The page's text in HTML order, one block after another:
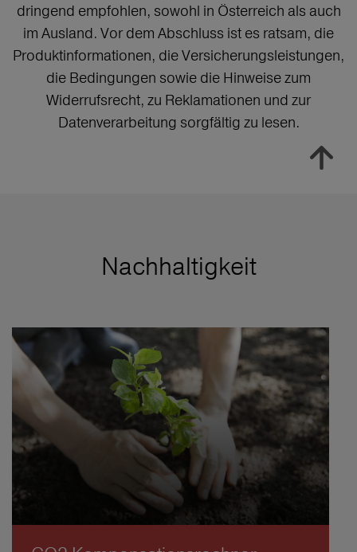
dringend empfohlen, sowohl in Österreich als auch
im Ausland. Vor dem Abschluss ist es ratsam, die
Produktinformationen, die Versicherungsleistungen,
die Bedingungen sowie die Hinweise zum
Widerrufsrecht, zu Reklamationen und zur
Datenverarbeitung sorgfältig zu lesen.
Nachhaltigkeit